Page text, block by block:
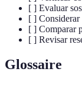
[ ] Evaluar
[ ] Considerar
[ ] Comparar
[ ] Revisar
Glossaire